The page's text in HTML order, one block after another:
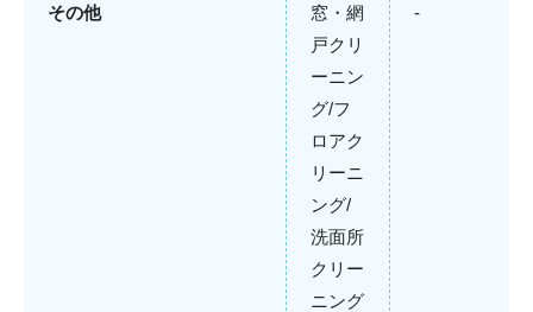
その他
窓・網
戸クリ
ーニン
グ/フ
ロアク
リーニ
ング/
洗面所
クリー
ニング
-